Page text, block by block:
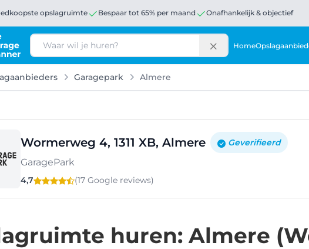
opslagruimte Bespaar tot 65% per maand Onafhankelijk & objectief
Zoeken Home
Garagepark Almere
Wormerweg 4, 1311 XB, Almere Geverifieerd
GaragePark
4,7 (17 Google reviews)
huren: Almere